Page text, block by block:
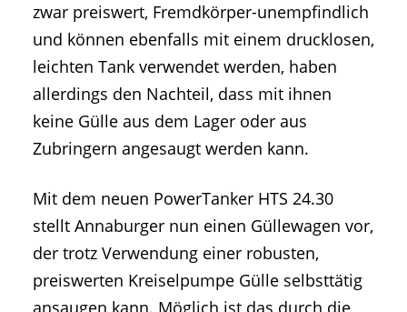
zwar preiswert, Fremdkörper-unempfindlich
und können ebenfalls mit einem drucklosen,
leichten Tank verwendet werden, haben
allerdings den Nachteil, dass mit ihnen
keine Gülle aus dem Lager oder aus
Zubringern angesaugt werden kann.
Mit dem neuen PowerTanker HTS 24.30
stellt Annaburger nun einen Güllewagen vor,
der trotz Verwendung einer robusten,
preiswerten Kreiselpumpe Gülle selbsttätig